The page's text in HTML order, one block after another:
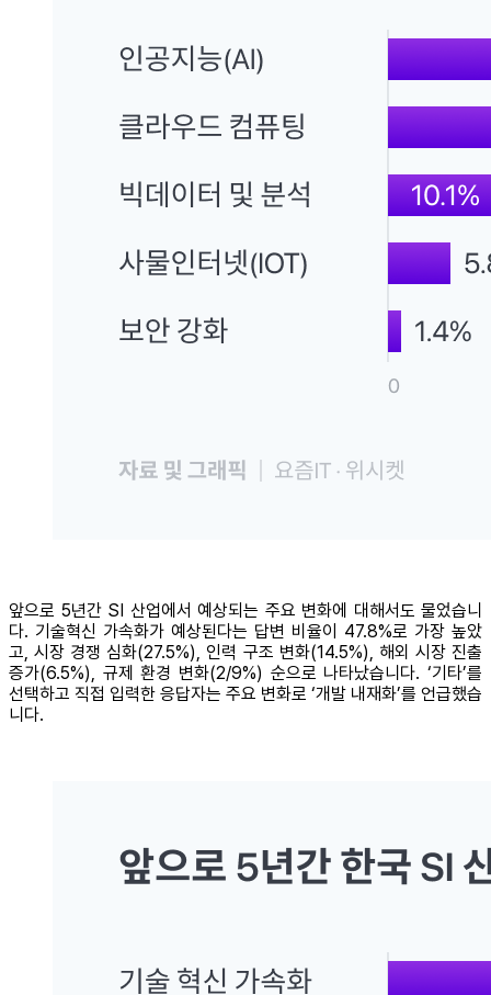
앞으로 5년간 SI 산업에서 예상되는 주요 변화에 대해서도 물었습니
다. 기술혁신 가속화가 예상된다는 답변 비율이 47.8%로 가장 높았
고, 시장 경쟁 심화(27.5%), 인력 구조 변화(14.5%), 해외 시장 진출
증가(6.5%), 규제 환경 변화(2/9%) 순으로 나타났습니다. ‘기타’를
선택하고 직접 입력한 응답자는 주요 변화로 ‘개발 내재화’를 언급했습
니다.